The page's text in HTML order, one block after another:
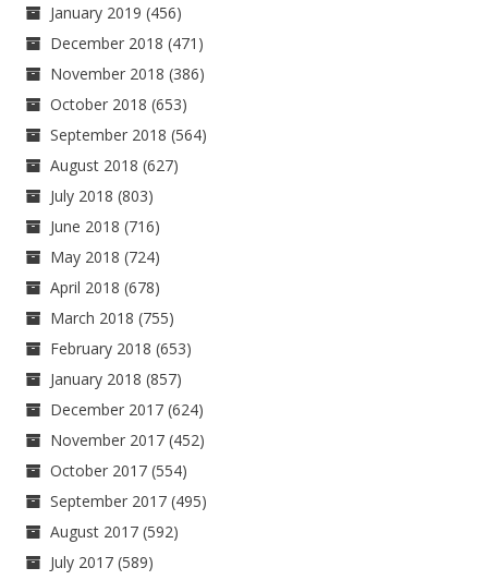
January 2019 (456)
December 2018 (471)
November 2018 (386)
October 2018 (653)
September 2018 (564)
August 2018 (627)
July 2018 (803)
June 2018 (716)
May 2018 (724)
April 2018 (678)
March 2018 (755)
February 2018 (653)
January 2018 (857)
December 2017 (624)
November 2017 (452)
October 2017 (554)
September 2017 (495)
August 2017 (592)
July 2017 (589)